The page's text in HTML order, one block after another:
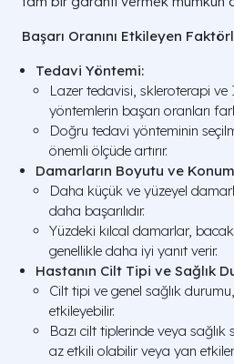
Başarı Oranını Etkileyen
Tedavi Yöntemi:
Lazer tedavisi, skleroterapi ve
yöntemlerin başarı oranları
Doğru tedavi yönteminin
önemli ölçüde artırır.
Damarların Boyutu ve
Daha küçük ve yüzeyel
daha başarılıdır.
Yüzdeki kılcal damarlar,
genellikle daha iyi yanıt verir.
Hastanın Cilt Tipi ve Sağlık
Cilt tipi ve genel sağlık
etkileyebilir.
Bazı cilt tiplerinde veya
az etkili olabilir veya yan